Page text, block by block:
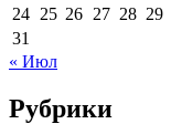
24 25 26 27 28 29
31
« Июл
Рубрики